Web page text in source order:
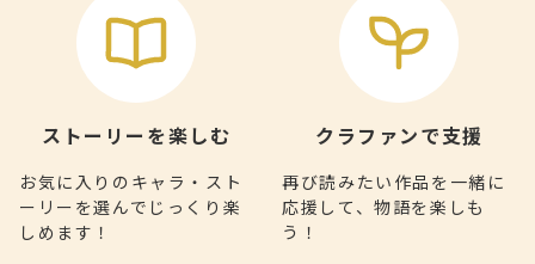
ストーリーを楽しむ
お気に入りのキャラ・スト
ーリーを選んでじっくり楽
しめます！
クラファンで支援
再び読みたい作品を一緒に
応援して、物語を楽しも
う！